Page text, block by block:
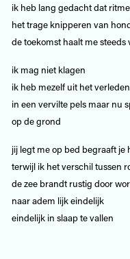
ik heb lang gedacht dat
het trage knipperen van
de toekomst haalt me steeds
ik mag niet klagen
ik heb mezelf uit het
in een vervilte pels maar nu
op de grond
jij legt me op bed begraaft je
terwijl ik het verschil tussen
de zee brandt rustig door
naar adem lijk eindelijk
eindelijk in slaap te vallen